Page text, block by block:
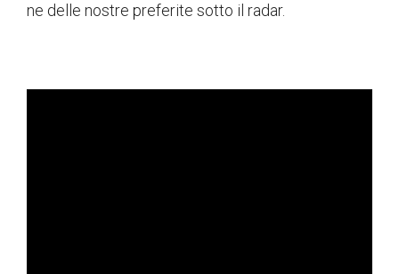
ne delle nostre preferite sotto il radar.